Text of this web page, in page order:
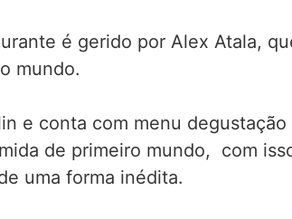
é gerido por Alex Atala,
mundo.
e conta com menu
de primeiro mundo, com
uma forma inédita.